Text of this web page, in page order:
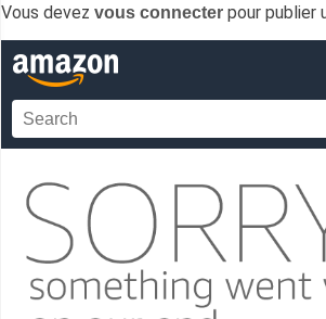
Vous devez vous connecter pour publier